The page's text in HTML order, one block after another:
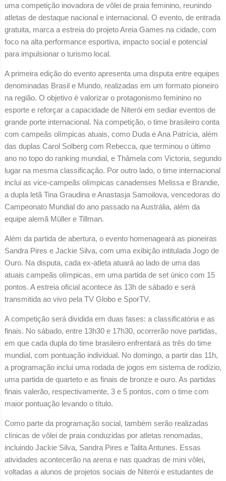
uma competição inovadora de vôlei de praia feminino, reunindo
atletas de destaque nacional e internacional. O evento, de entrada
gratuita, marca a estreia do projeto Areia Games na cidade, com
foco na alta performance esportiva, impacto social e potencial
para impulsionar o turismo local.
A primeira edição do evento apresenta uma disputa entre equipes
denominadas Brasil e Mundo, realizadas em um formato pioneiro
na região. O objetivo é valorizar o protagonismo feminino no
esporte e reforçar a capacidade de Niterói em sediar eventos de
grande porte internacional. Na competição, o time brasileiro conta
com campeãs olímpicas atuais, como Duda e Ana Patrícia, além
das duplas Carol Solberg com Rebecca, que terminou o último
ano no topo do ranking mundial, e Thâmela com Victoria, segundo
lugar na mesma classificação. Por outro lado, o time internacional
inclui as vice-campeãs olímpicas canadenses Melissa e Brandie,
a dupla letã Tina Graudina e Anastasja Samoilova, vencedoras do
Campeonato Mundial do ano passado na Austrália, além da
equipe alemã Müller e Tillman.
Além da partida de abertura, o evento homenageará as pioneiras
Sandra Pires e Jackie Silva, com uma exibição intitulada Jogo de
Ouro. Na disputa, cada ex-atleta atuará ao lado de uma das
atuais campeãs olímpicas, em uma partida de set único com 15
pontos. A estreia oficial acontece às 13h de sábado e será
transmitida ao vivo pela TV Globo e SporTV.
A competição será dividida em duas fases: a classificatória e as
finais. No sábado, entre 13h30 e 17h30, ocorrerão nove partidas,
em que cada dupla do time brasileiro enfrentará as três do time
mundial, com pontuação individual. No domingo, a partir das 11h,
a programação inclui uma rodada de jogos em sistema de rodízio,
uma partida de quarteto e as finais de bronze e ouro. As partidas
finais valerão, respectivamente, 3 e 5 pontos, com o time com
maior pontuação levando o título.
Como parte da programação social, também serão realizadas
clínicas de vôlei de praia conduzidas por atletas renomadas,
incluindo Jackie Silva, Sandra Pires e Talita Antunes. Essas
atividades acontecerão na arena e nas quadras de mini vôlei,
voltadas a alunos de projetos sociais de Niterói e estudantes de